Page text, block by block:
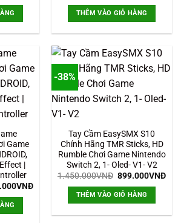
279.000VNĐ.
là:
1.250.000VNĐ.
THÊM VÀO GIỎ HÀNG
Game
|
VNĐGiá
719.000VNĐ.
-38%
Tay Cầm EasySMX S10
Chính Hãng TMR Sticks, HD
Rumble Chơi Game Nintendo
Switch 2, 1- Oled- V1- V2
1.450.000VNĐ Giá
là:
1.450.000VNĐ.
899.000VNĐGiá
THÊM VÀO GIỎ HÀNG